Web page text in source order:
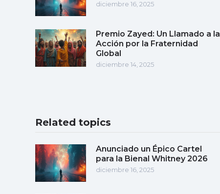
diciembre 16, 2025
Premio Zayed: Un Llamado a la
Acción por la Fraternidad
Global
diciembre 14, 2025
Related topics
Anunciado un Épico Cartel
para la Bienal Whitney 2026
diciembre 16, 2025